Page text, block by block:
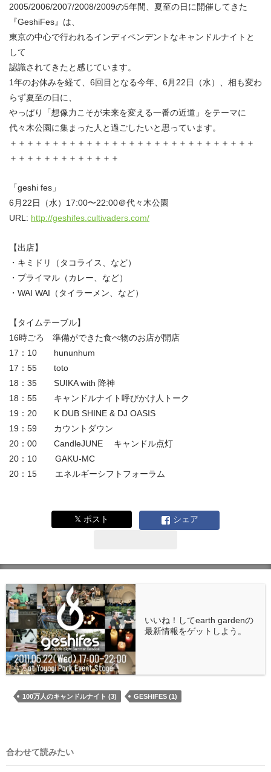
2005/2006/2007/2008/2009の5年間、夏至の日に開催してきた
『GeshiFes』は、
東京の中心で行われるインディペンデントなキャンドルナイトと
して
認識されてきたと感じています。
1年のお休みを経て、6回目となる今年、6月22日（水）、相も変わ
らず夏至の日に、
やっぱり「想像力こそが未来を変える一番の近道」をテーマに
代々木公園に集まった人と過ごしたいと思っています。
＋＋＋＋＋＋＋＋＋＋＋＋＋＋＋＋＋＋＋＋＋＋＋＋＋＋＋＋＋
＋＋＋＋＋＋＋＋＋＋＋＋＋
「geshi fes」
6月22日（水）17:00〜22:00＠代々木公園
URL: http://geshifes.cultivaders.com/
【出店】
・キミドリ（タコライス、など）
・プライマル（カレー、など）
・WAI WAI（タイラーメン、など）
【タイムテーブル】
16時ごろ 準備ができた食べ物のお店が開店
17：10 hununhum
17：55 toto
18：35 SUIKA with 降神
18：55 キャンドルナイト呼びかけ人トーク
19：20 K DUB SHINE & DJ OASIS
19：59 カウントダウン
20：00 CandleJUNE キャンドル点灯
20：10 GAKU-MC
20：15 エネルギーシフトフォーラム
𝕏 ポスト シェア
いいね！してearth gardenの
最新情報をゲットしよう。
100万人のキャンドルナイト (3) GESHIFES (1)
合わせて読みたい